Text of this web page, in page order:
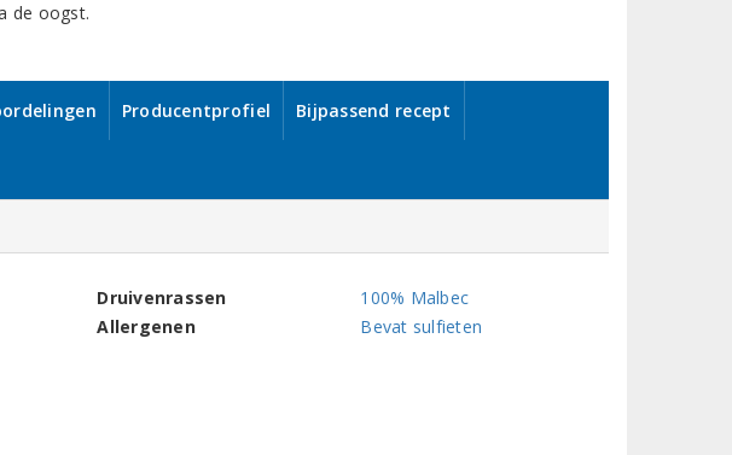
de oogst.
Producentprofiel Bijpassend recept
Druivenrassen
100% Malbec
Allergenen
Bevat sulfieten